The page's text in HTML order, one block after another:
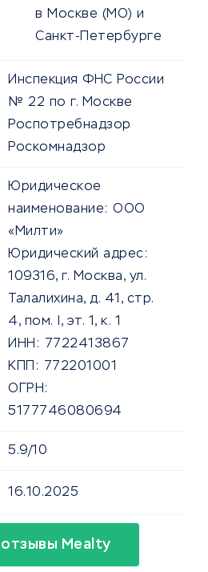
в Москве (МО) и
Санкт-Петербурге
Инспекция ФНС России
№ 22 по г. Москве
Роспотребнадзор
Роскомнадзор
Юридическое
наименование: ООО
«Милти»
Юридический адрес:
109316, г. Москва, ул.
Талалихина, д. 41, стр.
4, пом. I, эт. 1, к. 1
ИНН:
7722413867
КПП:
772201001
ОГРН:
5177746080694
5.9/10
16.10.2025
Mealty